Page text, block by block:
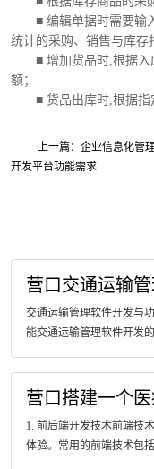
■ 编辑单据时需要输入
统计的采购、销售与库存
■ 增加货品时,根据入
额；
■ 货品出库时,根据指定
上一篇：企业信息化管
开发平台功能需求
营口交通运输
交通运输管理软件开发与
能交通运输管理软件开发
营口搭建一个
1. 前后端开发技术前端技
体验。常用的前端技术包